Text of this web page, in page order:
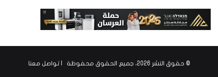
© حقوق النشر 2026، جميع الحقوق محفوظة | تواصل معنا